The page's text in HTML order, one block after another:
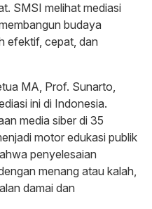
SMSI melihat mediasi
budaya
efektif, cepat, dan
MA, Prof. Sunarto,
ini di Indonesia.
media siber di 35
motor edukasi publik
penyelesaian
menang atau kalah,
damai dan